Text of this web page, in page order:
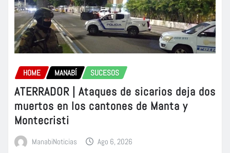
HOME MANABÍ SUCESOS
ATERRADOR | Ataques de sicarios deja dos
muertos en los cantones de Manta y
Montecristi
ManabiNoticias Ago 6, 2026